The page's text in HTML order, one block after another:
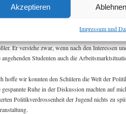
Akzeptieren Ablehnen
Impressum und
Politikern angesprochen.
beherzten Appell richtete gegen Ende der
Er verstehe zwar, wenn nach den Interessen
angehenden Studenten auch die
hoffe wir konnten den Schülern die Welt der
gespannte Ruhe in der Diskussion machten auf
Politikverdrossenheit der Jugend nichts zu